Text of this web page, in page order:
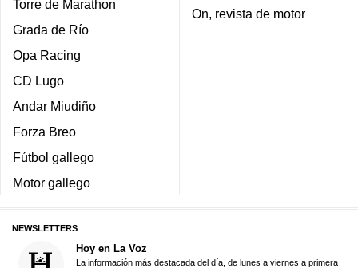
Torre de Marathon
Grada de Río
Opa Racing
CD Lugo
Andar Miudiño
Forza Breo
Fútbol gallego
Motor gallego
On, revista de motor
NEWSLETTERS
Hoy en La Voz
La información más destacada del día, de lunes a viernes a primera